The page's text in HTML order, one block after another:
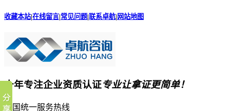
收藏本站|在线留言|常见问题|联系卓航| 网站地图
十年专注企业资质认证专业让拿证更简单！
全国统一服务热线